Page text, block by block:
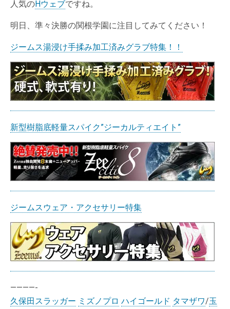
人気のHウェブですね。
明日、準々決勝の関根学園に注目してみてください！
ジームス湯浸け手揉み加工済みグラブ特集！！
新型樹脂底軽量スパイク”ジーカルティエイト”
ジームスウェア・アクセサリー特集
————-
久保田スラッガー ミズノプロ ハイゴールド タマザワ/玉